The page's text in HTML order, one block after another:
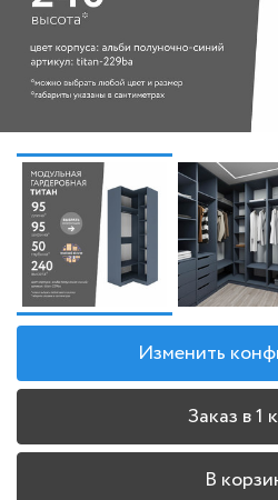
Изменить
Заказ в 1
В